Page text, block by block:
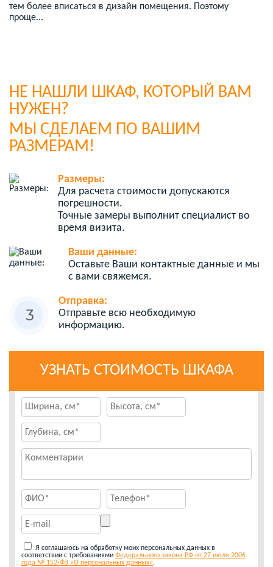
тем более вписаться в дизайн помещения. Поэтому
проще...
НЕ НАШЛИ ШКАФ, КОТОРЫЙ ВАМ
НУЖЕН?
МЫ СДЕЛАЕМ ПО ВАШИМ
РАЗМЕРАМ!
Размеры:
Для расчета стоимости допускаются
погрешности.
Точные замеры выполнит специалист во
время визита.
Ваши данные:
Оставьте Ваши контактные данные и мы
с вами свяжемся.
Отправка:
Отправьте всю необходимую
информацию.
УЗНАТЬ СТОИМОСТЬ ШКАФА
Я соглашаюсь на обработку моих персональных данных в
соответствии с требованиями Федерального закона РФ от 27 июля 2006
года № 152-ФЗ «О персональных данных».